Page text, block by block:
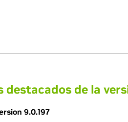
destacados de la
9.0.197